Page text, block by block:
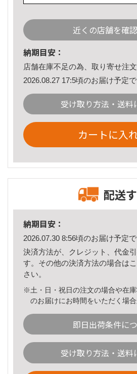
近くの店舗を確
納期目安：
店舗在庫不足の為、取り寄せ注文
2026.08.27 17:5頃のお届け予定で
受け取り方法・送料
カートに入
配送
納期目安：
2026.07.30 8:56頃のお届け予定で
決済方法が、クレジット、代金
す。その他の決済方法の場合は
さい。
※土・日・祝日の注文の場合や在
のお届けにお時間をいただく場合
即日出荷条件に
受け取り方法・送料